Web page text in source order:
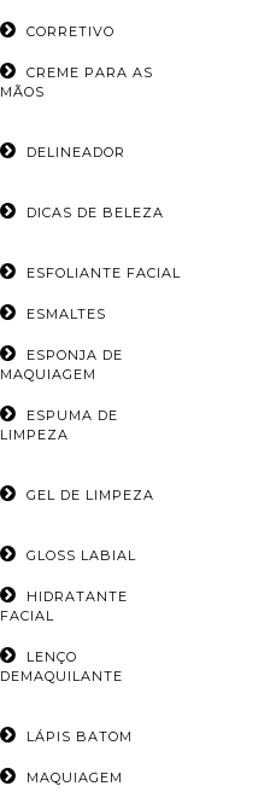
CORRETIVO
CREME PARA AS
MÃOS
DELINEADOR
DICAS DE BELEZA
ESFOLIANTE FACIAL
ESMALTES
ESPONJA DE
MAQUIAGEM
ESPUMA DE
LIMPEZA
GEL DE LIMPEZA
GLOSS LABIAL
HIDRATANTE
FACIAL
LENÇO
DEMAQUILANTE
LÁPIS BATOM
MAQUIAGEM